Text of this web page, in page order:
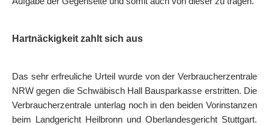
Hartnäckigkeit zahlt sich aus
Das sehr erfreuliche Urteil wurde von der Verbraucherzentrale
NRW gegen die Schwäbisch Hall Bausparkasse erstritten. Die
Verbraucherzentrale unterlag noch in den beiden Vorinstanzen
beim Landgericht Heilbronn und Oberlandesgericht Stuttgart.